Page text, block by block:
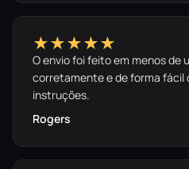
★★★★★
O envio foi feito em menos de
corretamente e de forma fácil
instruções.
Rogers